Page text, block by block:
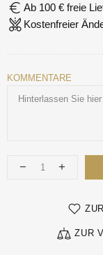
Ab 100 € freie
Kostenfreier
KOMMENTARE
ZUR